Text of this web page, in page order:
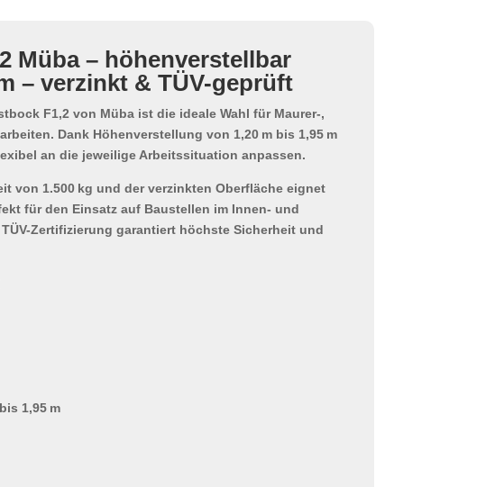
Müba – höhenverstellbar
– verzinkt & TÜV-geprüft
F1,2 von Müba ist die ideale Wahl für Maurer-,
Dank Höhenverstellung von 1,20 m bis 1,95 m
an die jeweilige Arbeitssituation anpassen.
von 1.500 kg und der verzinkten Oberfläche eignet
für den Einsatz auf Baustellen im Innen- und
Zertifizierung garantiert höchste Sicherheit und
1,95 m